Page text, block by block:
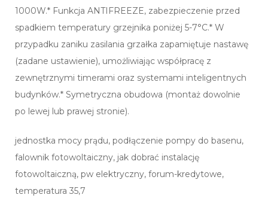
1000W.* Funkcja ANTIFREEZE, zabezpieczenie przed
spadkiem temperatury grzejnika poniżej 5-7°C.* W
przypadku zaniku zasilania grzałka zapamiętuje nastawę
(zadane ustawienie), umożliwiając współpracę z
zewnętrznymi timerami oraz systemami inteligentnych
budynków.* Symetryczna obudowa (montaż dowolnie
po lewej lub prawej stronie).
jednostka mocy prądu, podłączenie pompy do basenu,
falownik fotowoltaiczny, jak dobrać instalację
fotowoltaiczną, pw elektryczny, forum-kredytowe,
temperatura 35,7